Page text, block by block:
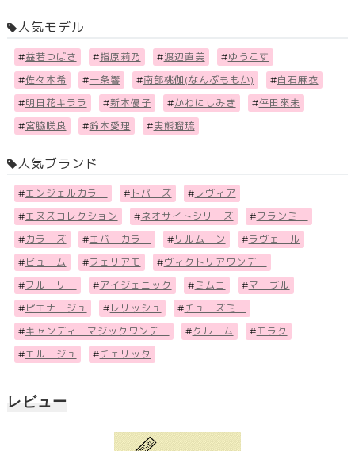
人気モデル
#益若つばさ #指原莉乃 #渡辺直美 #ゆうこす
#佐々木希 #一条響 #南部桃伽(なんぶももか) #白石麻衣
#明日花キララ #新木優子 #かわにしみき #倖田來未
#宮脇咲良 #鈴木愛理 #実熊瑠琉
人気ブランド
#エンジェルカラー # トパーズ # レヴィア
#エヌズコレクション #ネオサイトシリーズ #フランミー
# カラーズ #エバーカラー # リルムーン #ラヴェール
# ビューム #フェリアモ #ヴィクトリアワンデー
#フル－リー #アイジェニック # ミムコ #マーブル
# ピエナージュ # レリッシュ #チューズミー
#キャンディーマジックワンデー #クルーム #モラク
#エルージュ #チェリッタ
レビュー